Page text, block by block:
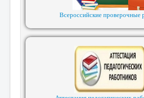
Всероссийские проверочные